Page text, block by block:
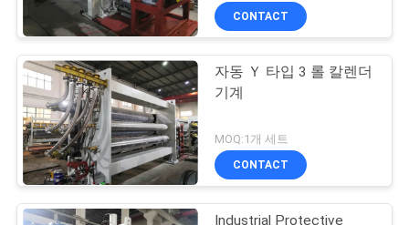
락
주
세
요
인
직물 달력 기계
10
CONTACT
자동 Ｙ 타입 3 롤 칼렌더
기계
MOQ:1개 세트
CONTACT
Industrial Protective